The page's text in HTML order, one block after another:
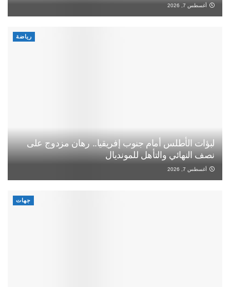
أغسطس 7, 2026
رياضة
لبؤات الأطلس أمام جنوب إفريقيا.. رهان مزدوج على
نصف النهائي والتأهل للمونديال
أغسطس 7, 2026
جهات